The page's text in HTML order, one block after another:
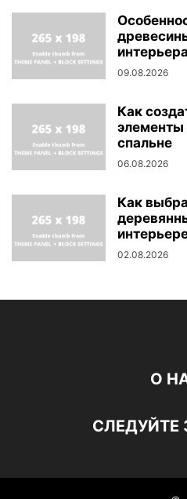
09.08.2026
Как
элементы
спальне
06.08.2026
Как
02.08.2026
О
СЛЕДУЙТЕ